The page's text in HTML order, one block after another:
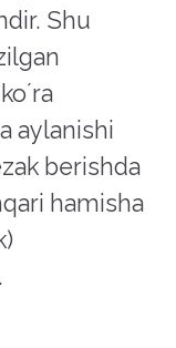
Shu
aylanishi
berishda
hamisha